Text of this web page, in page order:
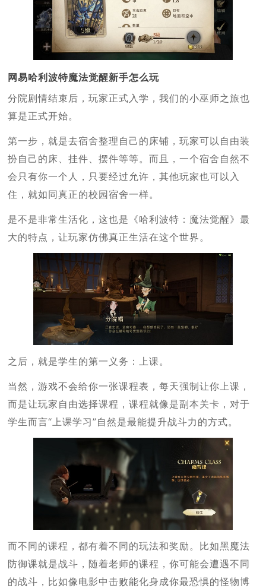
网易哈利波特魔法觉醒新手怎么玩
分院剧情结束后，玩家正式入学，我们的小巫师之旅也
算是正式开始。
第一步，就是去宿舍整理自己的床铺，玩家可以自由装
扮自己的床、挂件、摆件等等。而且，一个宿舍自然不
会只有你一个人，只要经过允许，其他玩家也可以入
住，就如同真正的校园宿舍一样。
是不是非常生活化，这也是《哈利波特：魔法觉醒》最
大的特点，让玩家仿佛真正生活在这个世界。
之后，就是学生的第一义务：上课。
当然，游戏不会给你一张课程表，每天强制让你上课，
而是让玩家自由选择课程，课程就像是副本关卡，对于
学生而言“上课学习”自然是最能提升战斗力的方式。
而不同的课程，都有着不同的玩法和奖励。比如黑魔法
防御课就是战斗，随着老师的课程，你可能会遭遇不同
的战斗，比如像电影中击败能化身成你最恐惧的怪物博